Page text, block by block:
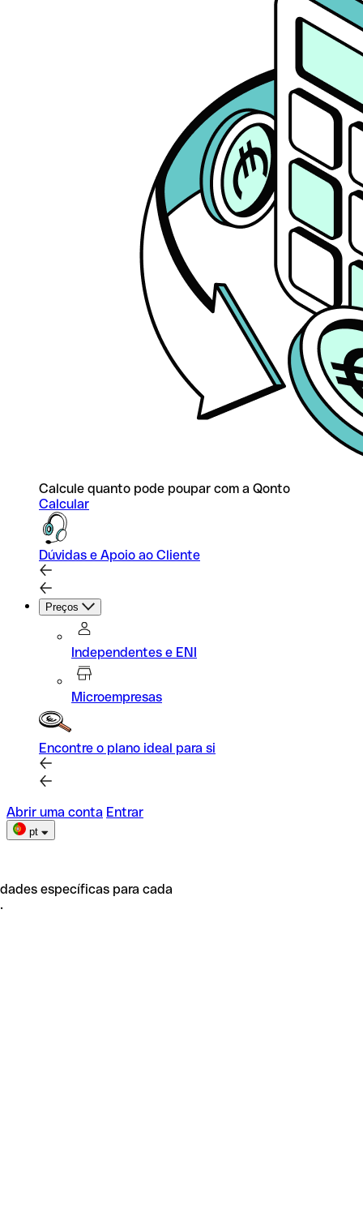
Calcule quanto pode poupar com a Qonto
Calcular
Dúvidas e Apoio ao Cliente
Preços
Independentes e ENI
Microempresas
Encontre o plano ideal para si
Abrir uma conta Entrar
pt
específicas para cada